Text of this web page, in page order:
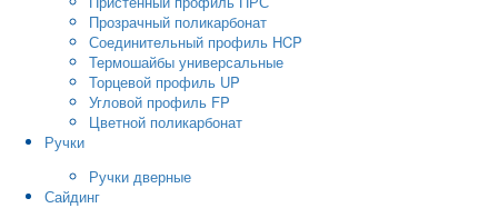
Прозрачный поликарбонат
Соединительный профиль HCP
Термошайбы универсальные
Торцевой профиль UP
Угловой профиль FP
Цветной поликарбонат
Ручки
Ручки дверные
Сайдинг